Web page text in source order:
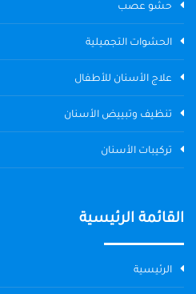
حشو عصب
الحشوات التجميلية
علاج الأسنان للأطفال
تنظيف وتبييض الأسنان
تركيبات الأسنان
القائمة الرئيسية
الرئيسية